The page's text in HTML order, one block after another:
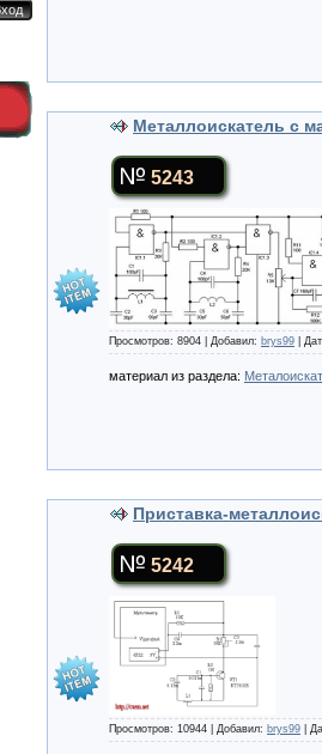
Металлоискатель с
5243
Просмотров: 8904 | Добавил: brys99 |
материал из раздела:
Приставка-
5242
Просмотров: 10944 | Добавил: brys99 |